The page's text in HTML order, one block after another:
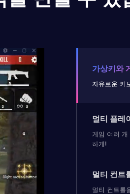
가상키와
자유로운 키
멀티 플레
게임 여러
하게!
멀티 컨트
멀티 컨트롤